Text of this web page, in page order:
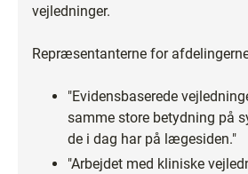
vejledninger.
Repræsentanterne for
"Evidensbaserede
samme store betydning på
de i dag har på lægesiden."
"Arbejdet med kliniske